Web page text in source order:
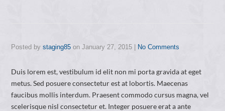
Posted bystaging85 on January 27, 2015 No Comments
Duis lorem est, vestibulum id elit non mi porta gravida at eget
metus. Sed posuere consectetur est at lobortis. Maecenas
faucibus mollis interdum. Praesent commodo cursus magna, vel
scelerisque nisl consectetur et. Integer posuere erat a ante